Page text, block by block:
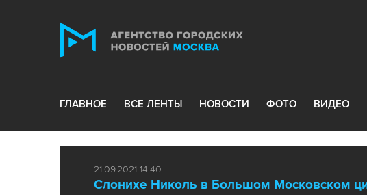
ГЛАВНОЕ ВСЕ ЛЕНТЫ НОВОСТИ ФОТО ВИДЕО
21.09.2021 14:40
Слонихе Николь в Большом Московском